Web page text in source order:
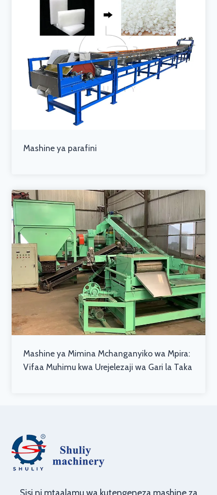
Mashine ya parafini
Mashine ya Mimina Mchanganyiko wa Mpira:
Vifaa Muhimu kwa Urejelezaji wa Gari la Taka